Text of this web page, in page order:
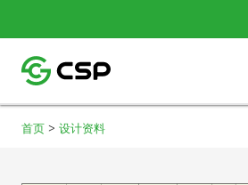
首页 > 设计资料